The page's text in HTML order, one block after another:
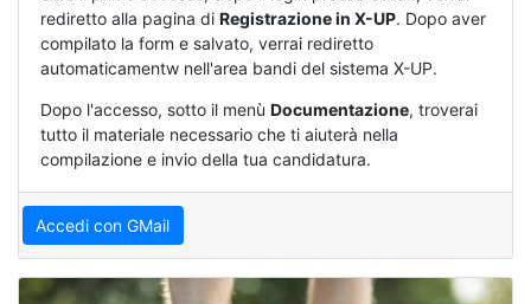
rediretto alla pagina di Registrazione in X-UP. Dopo aver
compilato la form e salvato, verrai rediretto
automaticamentw nell'area bandi del sistema X-UP.
Dopo l'accesso, sotto il menù Documentazione, troverai
tutto il materiale necessario che ti aiuterà nella
compilazione e invio della tua candidatura.
Accedi con GMail